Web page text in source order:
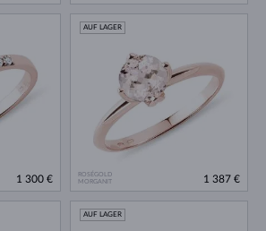
1 300 €
ROSÉGOLD
MORGANIT
AUF LAGER
1 387 €
AUF LAGER